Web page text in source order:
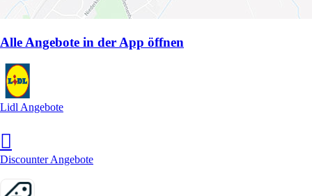
Alle Angebote in der App öffnen
Lidl Angebote
Discounter Angebote